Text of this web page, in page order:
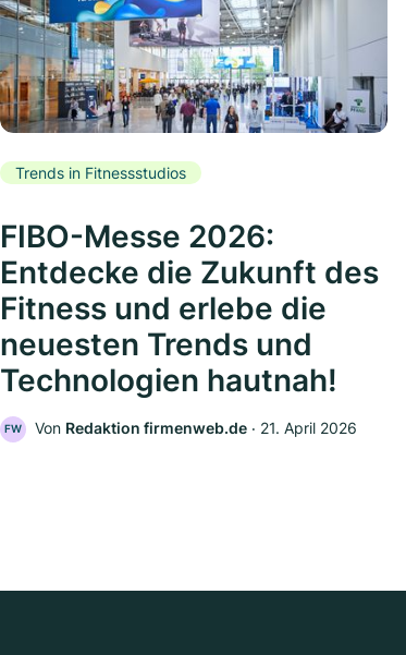
Trends in Fitnessstudios
FIBO-Messe 2026:
Entdecke die Zukunft des
Fitness und erlebe die
neuesten Trends und
Technologien hautnah!
FW Von Redaktion firmenweb.de ‧ 21. April 2026